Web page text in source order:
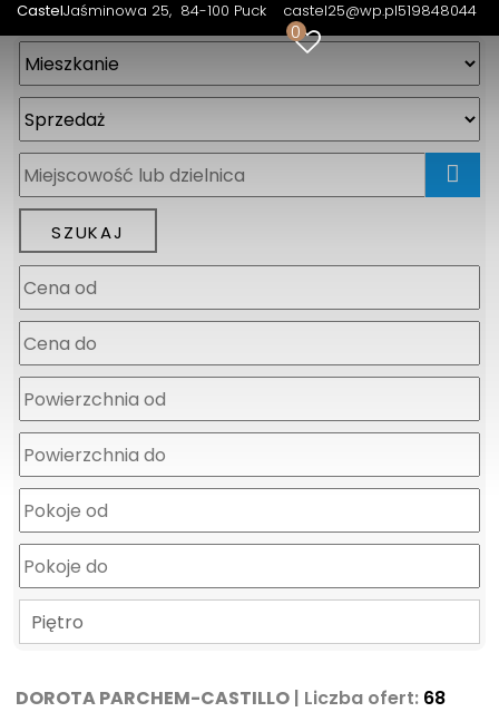
CastelJaśminowa 25 84-100 Puck castel25@wp.pl519848044
0
Piętro
DOROTA PARCHEM-CASTILLO | Liczba ofert: 68